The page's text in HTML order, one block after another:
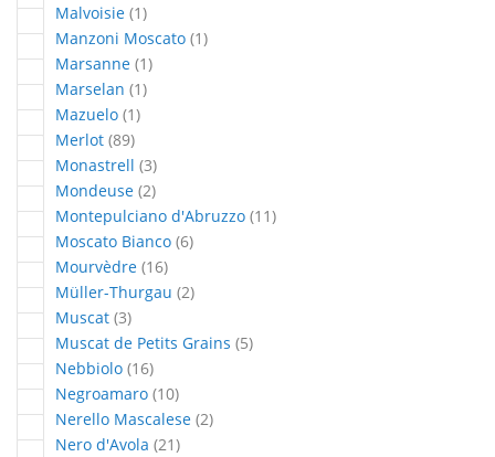
Malvoisie 1article
Manzoni Moscato 1article
Marsanne 1article
Marselan 1article
Mazuelo 1article
Merlot 89articles
Monastrell 3articles
Mondeuse 2articles
Montepulciano d'Abruzzo 11articles
Moscato Bianco 6articles
Mourvèdre 16articles
Müller-Thurgau 2articles
Muscat 3articles
Muscat de Petits Grains 5articles
Nebbiolo 16articles
Negroamaro 10articles
Nerello Mascalese 2articles
Nero d'Avola 21articles